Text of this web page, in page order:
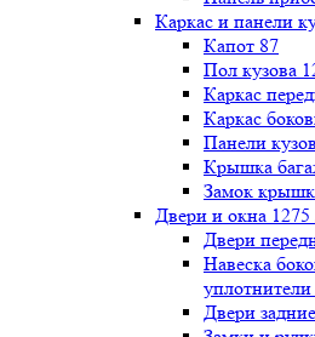
Каркас и панели
Капот 87
Пол кузова
Каркас
Каркас
Панели
Крышка
Замок
Двери и окна 1275
Двери
Навеска
уплотнители
Двери задние